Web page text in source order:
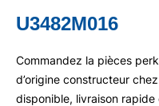
U3482M016
Commandez la pièces
d’origine constructeur
disponible, livraison